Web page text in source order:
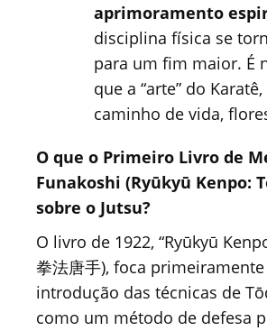
aprimoramento
disciplina física se
para um fim maior. É
que a “arte” do
caminho de vida,
O que o Primeiro Livro de
Funakoshi (Ryūkyū Kenpo:
sobre o Jutsu?
O livro de 1922, “Ryūkyū
拳法唐手), foca
introdução das técnicas de
como um método de defesa